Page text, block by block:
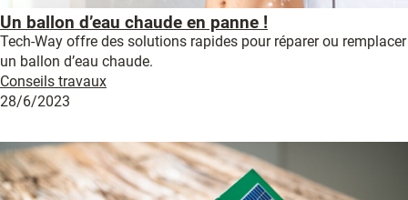
Un ballon d’eau chaude en panne !
Tech-Way offre des solutions rapides pour réparer ou remplacer
un ballon d’eau chaude.
Conseils travaux
28/6/2023